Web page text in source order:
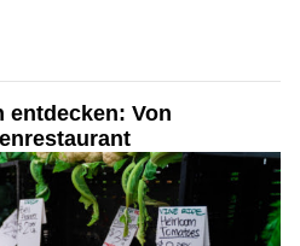
entdecken: Von